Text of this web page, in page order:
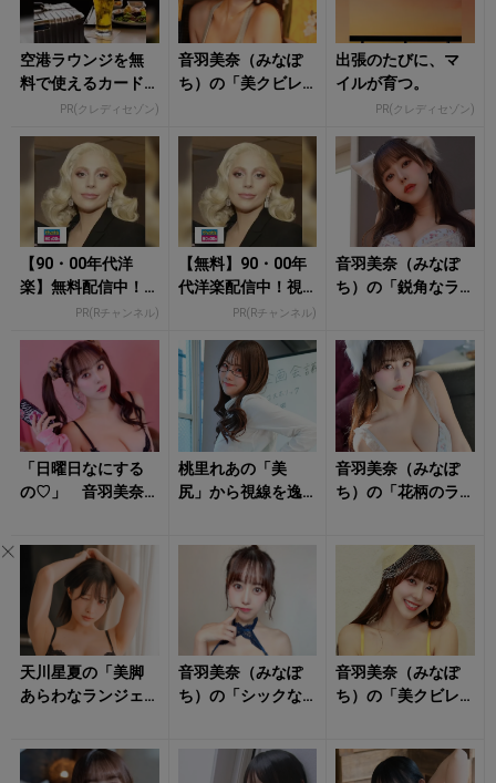
空港ラウンジを無
料で使えるカード
とは…？PR(クレディセゾン)
音羽美奈（みなぽ
ち）の「美クビレ
中！
出張のたびに、マ
イルが育つ。
PR(クレディセゾン)
【90・00年代洋
楽】無料配信中！R
チャンネルなら登
PR(Rチャンネル)
【無料】90・00年
代洋楽配信中！視
聴で楽天ポイント
PR(Rチャンネル)
音羽美奈（みなぽ
ち）の「鋭角なラ
タジ！
「日曜日なにする
の♡」 音羽美奈
撃ち抜かれる！
桃里れあの「美
尻」から視線を逸
音羽美奈（みなぽ
ち）の「花柄のラ
天川星夏の「美脚
あらわなランジェ
音羽美奈（みなぽ
ち）の「シックな
音羽美奈（みなぽ
ち）の「美クビレ